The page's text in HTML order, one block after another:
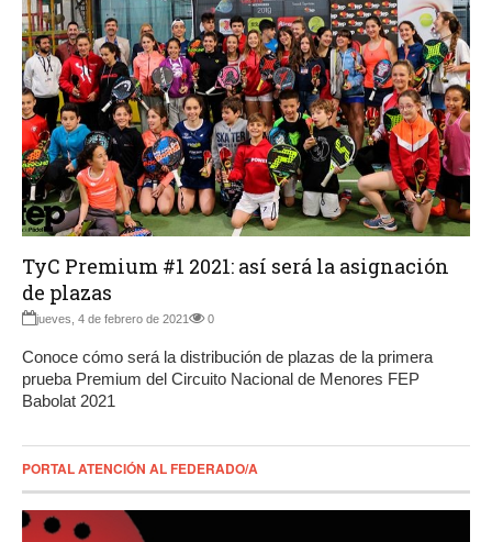
TyC Premium #1 2021: así será la asignación
de plazas
jueves, 4 de febrero de 2021 0
Conoce cómo será la distribución de plazas de la primera
prueba Premium del Circuito Nacional de Menores FEP
Babolat 2021
PORTAL ATENCIÓN AL FEDERADO/A